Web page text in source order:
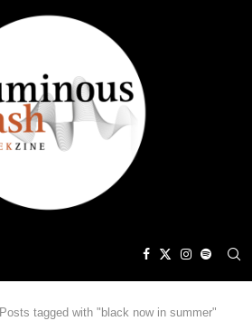
Posts tagged with "black now in summer"